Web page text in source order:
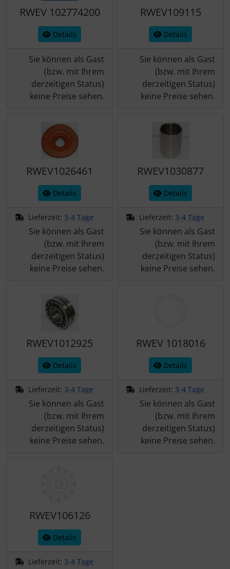
RWEV 102774200
Details
Sie können als Gast
(bzw. mit Ihrem
derzeitigen Status)
keine Preise sehen.
RWEV109115
Details
Sie können als Gast
(bzw. mit Ihrem
derzeitigen Status)
keine Preise sehen.
RWEV1026461
Details
Lieferzeit: 3-4 Tage
Sie können als Gast
(bzw. mit Ihrem
derzeitigen Status)
keine Preise sehen.
RWEV1030877
Details
Lieferzeit: 3-4 Tage
Sie können als Gast
(bzw. mit Ihrem
derzeitigen Status)
keine Preise sehen.
RWEV1012925
Details
Lieferzeit: 3-4 Tage
Sie können als Gast
(bzw. mit Ihrem
derzeitigen Status)
keine Preise sehen.
RWEV 1018016
Details
Lieferzeit: 3-4 Tage
Sie können als Gast
(bzw. mit Ihrem
derzeitigen Status)
keine Preise sehen.
RWEV106126
Details
Lieferzeit: 3-4 Tage